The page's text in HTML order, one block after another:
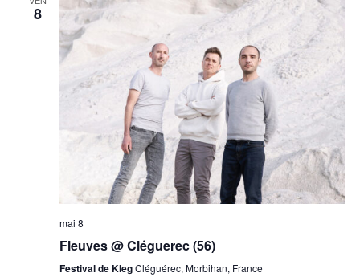
8
mai 8
Fleuves @ Cléguerec (56)
Festival de KlegCléguérec, Morbihan, France